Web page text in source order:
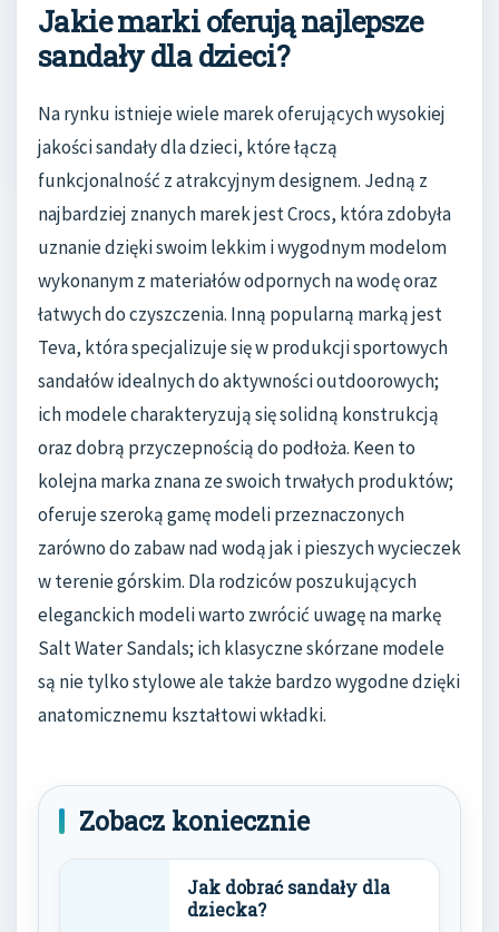
Jakie marki oferują najlepsze
sandały dla dzieci?
Na rynku istnieje wiele marek oferujących wysokiej
jakości sandały dla dzieci, które łączą
funkcjonalność z atrakcyjnym designem. Jedną z
najbardziej znanych marek jest Crocs, która zdobyła
uznanie dzięki swoim lekkim i wygodnym modelom
wykonanym z materiałów odpornych na wodę oraz
łatwych do czyszczenia. Inną popularną marką jest
Teva, która specjalizuje się w produkcji sportowych
sandałów idealnych do aktywności outdoorowych;
ich modele charakteryzują się solidną konstrukcją
oraz dobrą przyczepnością do podłoża. Keen to
kolejna marka znana ze swoich trwałych produktów;
oferuje szeroką gamę modeli przeznaczonych
zarówno do zabaw nad wodą jak i pieszych wycieczek
w terenie górskim. Dla rodziców poszukujących
eleganckich modeli warto zwrócić uwagę na markę
Salt Water Sandals; ich klasyczne skórzane modele
są nie tylko stylowe ale także bardzo wygodne dzięki
anatomicznemu kształtowi wkładki.
Zobacz koniecznie
Jak dobrać sandały dla
dziecka?